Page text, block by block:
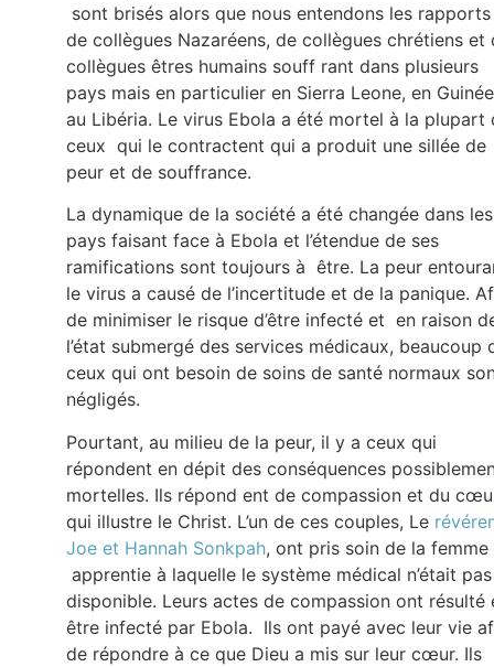
sont brisés alors que nous entendons les rapports
de collègues Nazaréens, de collègues chrétiens et
collègues êtres humains souff rant dans plusieurs
pays mais en particulier en Sierra Leone, en
au Libéria. Le virus Ebola a été mortel à la plupart
ceux qui le contractent qui a produit une sillée de
peur et de souffrance.
La dynamique de la société a été changée dans les
pays faisant face à Ebola et l’étendue de ses
ramifications sont toujours à être. La peur
le virus a causé de l’incertitude et de la panique.
de minimiser le risque d’être infecté et en raison
l’état submergé des services médicaux, beaucoup
ceux qui ont besoin de soins de santé normaux
négligés.
Pourtant, au milieu de la peur, il y a ceux qui
répondent en dépit des conséquences
mortelles. Ils répond ent de compassion et du
qui illustre le Christ. L’un de ces couples, Le
Joe et Hannah Sonkpah, ont pris soin de la femme
apprentie à laquelle le système médical n’était pas
disponible. Leurs actes de compassion ont résulté
être infecté par Ebola. Ils ont payé avec leur vie
de répondre à ce que Dieu a mis sur leur cœur. Ils